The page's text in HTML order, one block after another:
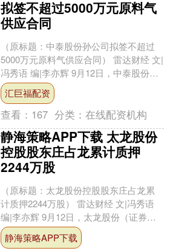
拟签不超过5000万元原料气
供应合同
（原标题：中泰股份孙公司拟签不超过
5000万元原料气供应合同） 雷达财经 文|
冯秀语 编|李亦辉 9月12日，中泰股份
(300435)发布公告称，其控股孙公司河....
汇巨福配资
查看： 167 分类：在线配资机构
静海策略APP下载 太龙股份
控股股东庄占龙累计质押
2244万股
（原标题：太龙股份控股股东庄占龙累
计质押2244万股） 雷达财经 文|冯秀语
编|李亦辉 9月12日，太龙股份（证券代
码：300650）发布公告称，公司控股股
东....
静海策略APP下载